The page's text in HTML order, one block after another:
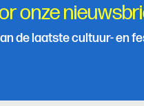
onze
de laatste cultuur- en